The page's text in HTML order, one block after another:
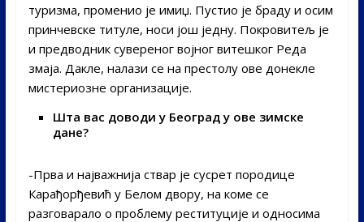
туризма, променио је имиџ. Пустио је браду и осим
принчевске титуле, носи још једну. Покровитељ је
и предводник сувереног војног витешког Реда
змаја. Дакле, налази се на престолу ове донекле
мистериозне организације.
Шта вас доводи у Београд у ове зимске
дане?
-Прва и најважнија ствар је сусрет породице
Карађорђевић у Белом двору, на коме се
разговарало о проблему реституције и односима